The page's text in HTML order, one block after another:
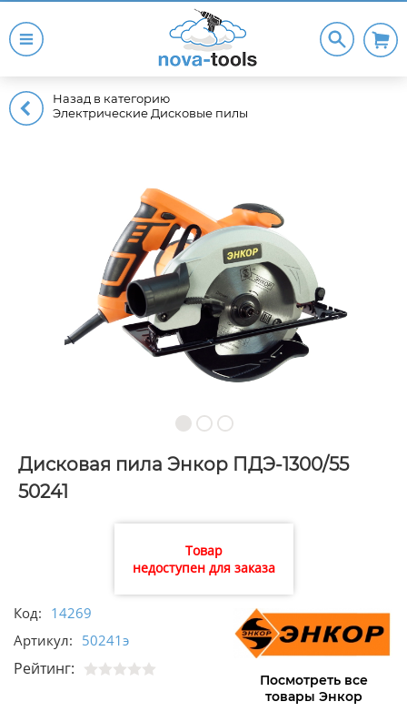
Назад в категорию
Электрические Дисковые пилы
Дисковая пила Энкор ПДЭ-1300/55
50241
Товар
недоступен для заказа
Код: 14269
Артикул: 50241э
Рейтинг:
Посмотреть все
товары Энкор